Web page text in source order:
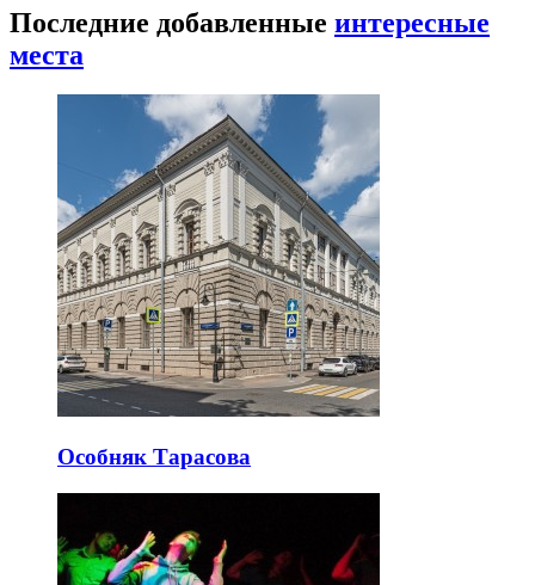
Последние добавленные интересные
места
Особняк Тарасова